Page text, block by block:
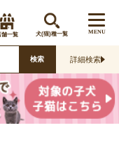
舗一覧 犬(猫)種一覧 MENU
検索 詳細検索